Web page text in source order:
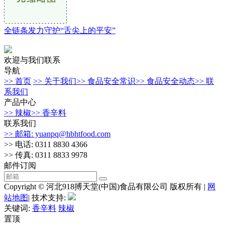
全链条发力守护“舌尖上的平安”
欢迎与我们联系
导航
>> 首页 >> 关于我们>> 食品安全常识>> 食品安全动态>> 联
系我们
产品中心
>> 辣椒>> 香辛料
联系我们
>> 邮箱: yuanpq@hbhtfood.com
>> 电话: 0311 8830 4366
>> 传真: 0311 8833 9978
邮件订阅
Copyright © 河北918搏天堂(中国)食品有限公司 版权所有 | 网
站地图| 技术支持:
关键词: 香辛料 辣椒
置顶